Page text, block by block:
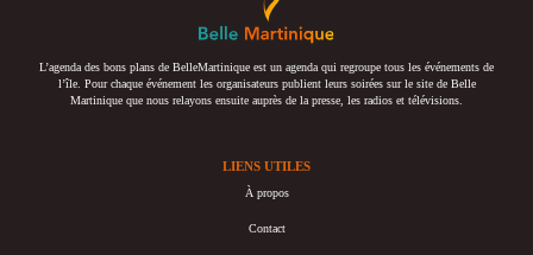
L’agenda des bons plans de BelleMartinique est un agenda qui regroupe tous les événements de
l’île. Pour chaque événement les organisateurs publient leurs soirées sur le site de Belle
Martinique que nous relayons ensuite auprès de la presse, les radios et télévisions.
LIENS UTILES
À propos
Contact